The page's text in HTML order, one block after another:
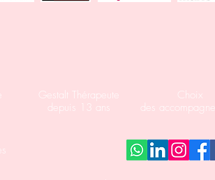
Gestalt Thérapeute
depuis 13 ans
Choix
des